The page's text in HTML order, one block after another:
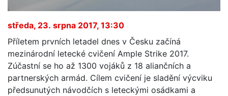
středa, 23. srpna 2017, 13:30
Příletem prvních letadel dnes v Česku začíná
mezinárodní letecké cvičení Ample Strike 2017.
Zúčastní se ho až 1300 vojáků z 18 aliančních a
partnerských armád. Cílem cvičení je sladění výcviku
předsunutých návodčích s leteckými osádkami a